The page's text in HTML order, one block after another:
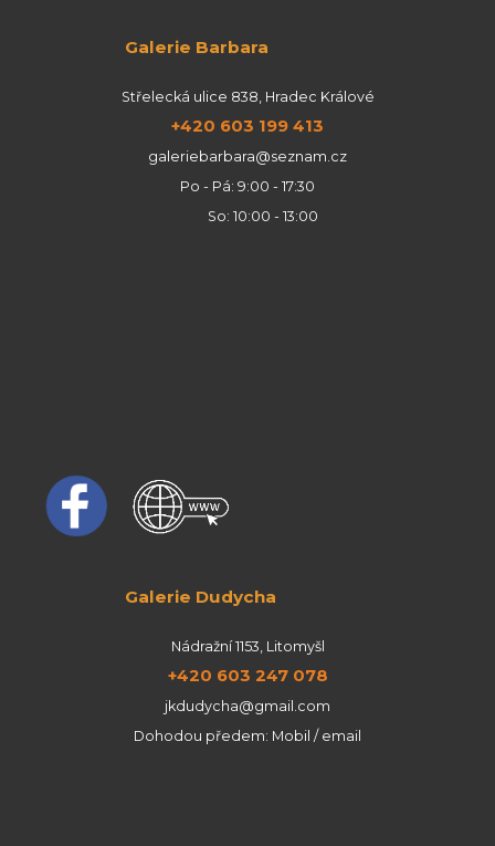
Galerie Barbara
Střelecká ulice 838, Hradec Králové
+420 603 199 413
galeriebarbara@seznam.cz
Po - Pá: 9:00 - 17:30
So: 10:00 - 13:00
Galerie Dudycha
Nádražní 1153, Litomyšl
+420 603 247 078
jkdudycha@gmail.com
Dohodou předem: Mobil / email